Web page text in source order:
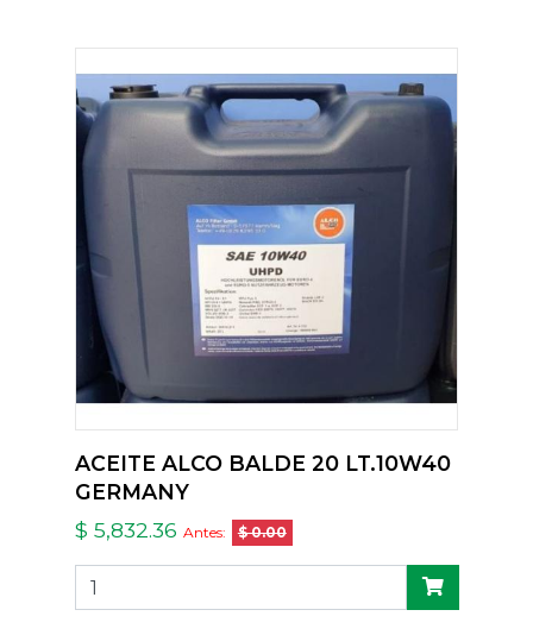
ACEITE ALCO BALDE 20 LT.10W40
GERMANY
$ 5,832.36 Antes: $ 0.00